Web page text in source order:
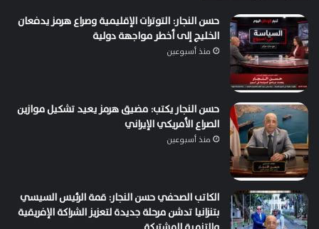
حسن النجار: التوترات الإقليمية وصراع هرمز يدفعان
الخليج إلى أخطر مواجهة دولية
منذ أسبوعين
حسن النجار يكتب: مضيق هرمز يعيد تشكيل موازين
الصراع الأمريكي الإيراني
منذ أسبوعين
الكاتب الصحفي حسن النجار: قمة الرئيس السيسي
بتنزانيا تدشن مرحلة جديدة لتعزيز الشراكة الإفريقية